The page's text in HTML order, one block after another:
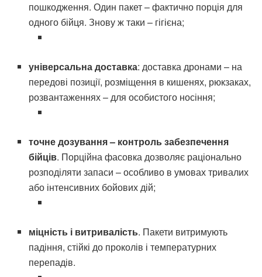
пошкодження. Один пакет – фактично порція для
одного бійця. Знову ж таки – гігієна;
універсальна доставка: доставка дронами – на
передові позиції, розміщення в кишенях, рюкзаках,
розвантаженнях – для особистого носіння;
точне дозування – контроль забезпечення
бійців. Порційна фасовка дозволяє раціонально
розподіляти запаси – особливо в умовах тривалих
або інтенсивних бойових дій;
міцність і витривалість. Пакети витримують
падіння, стійкі до проколів і температурних
перепадів.